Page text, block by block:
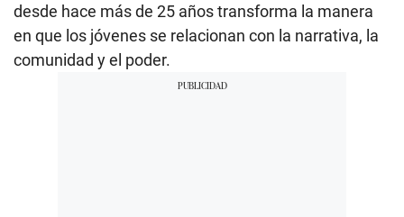
desde hace más de 25 años transforma la manera
en que los jóvenes se relacionan con la narrativa, la
comunidad y el poder.